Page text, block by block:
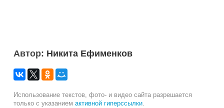
Автор: Никита Ефименков
Использование текстов, фото- и видео сайта разрешается
только с указанием активной гиперссылки.